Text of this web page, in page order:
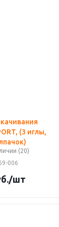
(3 иглы,
(20)
006
/шт